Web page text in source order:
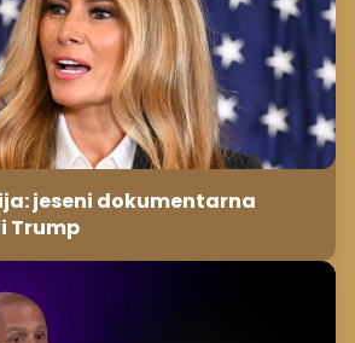
jeseni dokumentarna
Trump